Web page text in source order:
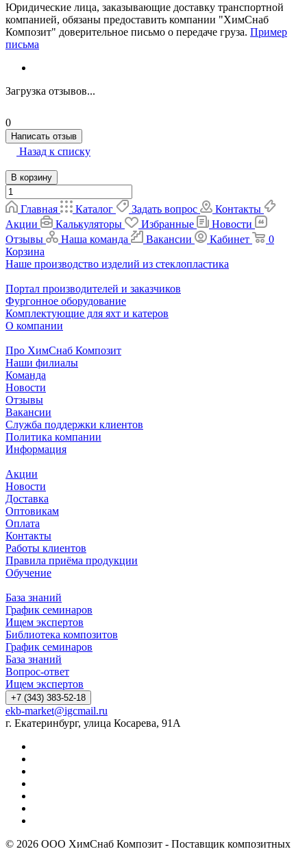
Юридические лица, заказывающие доставку транспортной
компанией, обязаны предоставить компании "ХимСнаб
Композит" доверительное письмо о передаче груза. Пример
письма
Загрузка отзывов...
0
Написать отзыв
Назад к списку
В корзину
Главная Каталог Задать вопрос
Контакты
Акции
Калькуляторы Избранные
Новости
Отзывы
Наша команда Вакансии Кабинет
0
Корзина
Наше производство изделий из стеклопластика
Портал производителей и заказчиков
Фургонное оборудование
Комплектующие для яхт и катеров
О компании
Про ХимСнаб Композит
Наши филиалы
Команда
Новости
Отзывы
Вакансии
Служба поддержки клиентов
Политика компании
Информация
Акции
Новости
Доставка
Оптовикам
Оплата
Контакты
Работы клиентов
Правила приёма продукции
Обучение
База знаний
График семинаров
Ищем экспертов
Библиотека композитов
График семинаров
База знаний
Вопрос-ответ
Ищем экспертов
+7 (343) 383-52-18
ekb-market@igcmail.ru
г. Екатеринбург, улица Косарева, 91А
© 2026 ООО ХимСнаб Композит - Поставщик композитных